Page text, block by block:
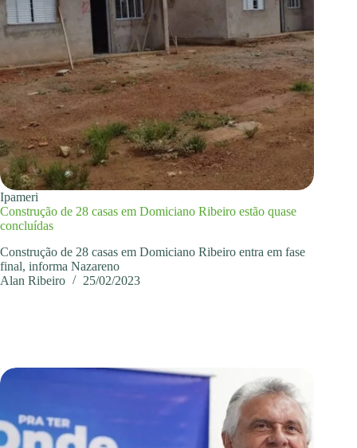
Ipameri
Construção de 28 casas em Domiciano Ribeiro estão quase
concluídas
Construção de 28 casas em Domiciano Ribeiro entra em fase
final, informa Nazareno
Alan Ribeiro
25/02/2023